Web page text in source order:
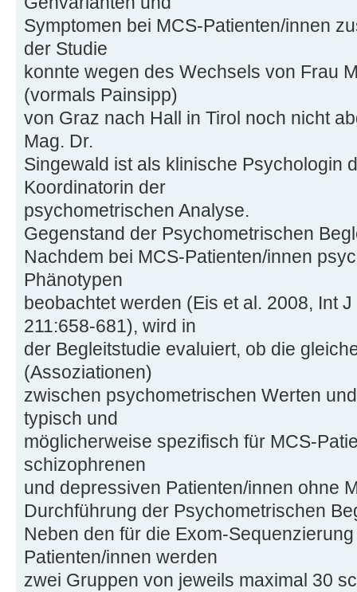
Symptomen bei MCS-Patienten/innen
der Studie
konnte wegen des Wechsels von Frau
(vormals Painsipp)
von Graz nach Hall in Tirol noch nicht
Mag. Dr.
Singewald ist als klinische Psychologin
Koordinatorin der
psychometrischen Analyse.
Gegenstand der Psychometrischen
Nachdem bei MCS-Patienten/innen
Phänotypen
beobachtet werden (Eis et al. 2008, Int
211:658-681), wird in
der Begleitstudie evaluiert, ob die
(Assoziationen)
zwischen psychometrischen Werten
typisch und
möglicherweise spezifisch für MCS-
schizophrenen
und depressiven Patienten/innen ohne
Durchführung der Psychometrischen
Neben den für die Exom-
Patienten/innen werden
zwei Gruppen von jeweils maximal 30